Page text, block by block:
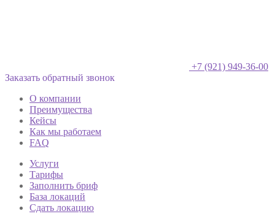
+7 (921) 949-36-00
Заказать обратный звонок
О компании
Преимущества
Кейсы
Как мы работаем
FAQ
Услуги
Тарифы
Заполнить бриф
База локаций
Сдать локацию